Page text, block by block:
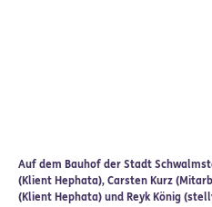
Auf dem Bauhof der Stadt
(Klient Hephata), Carsten Kurz
(Klient Hephata) und Reyk König